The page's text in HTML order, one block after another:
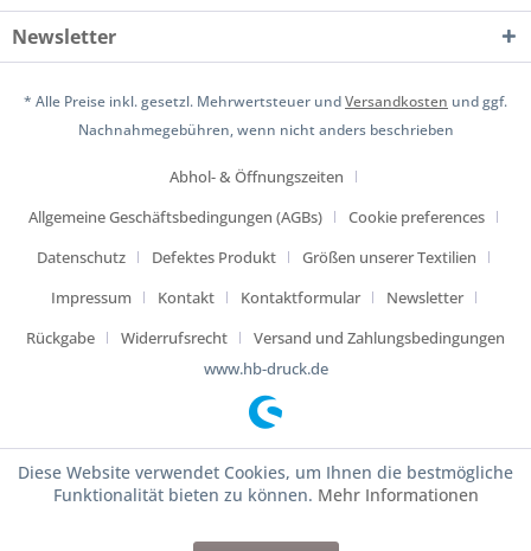
Newsletter
* Alle Preise inkl. gesetzl. Mehrwertsteuer undVersandkosten und ggf.
Nachnahmegebühren, wenn nicht anders beschrieben
Abhol- & Öffnungszeiten
Allgemeine Geschäftsbedingungen (AGBs)
Cookie preferences
Datenschutz
Defektes Produkt
Größen unserer Textilien
Impressum
Kontakt Kontaktformular
Newsletter
Rückgabe
Widerrufsrecht
Versand und Zahlungsbedingungen
www.hb-druck.de
Diese Website verwendet Cookies, um Ihnen die bestmögliche
Funktionalität bieten zu können. Mehr Informationen